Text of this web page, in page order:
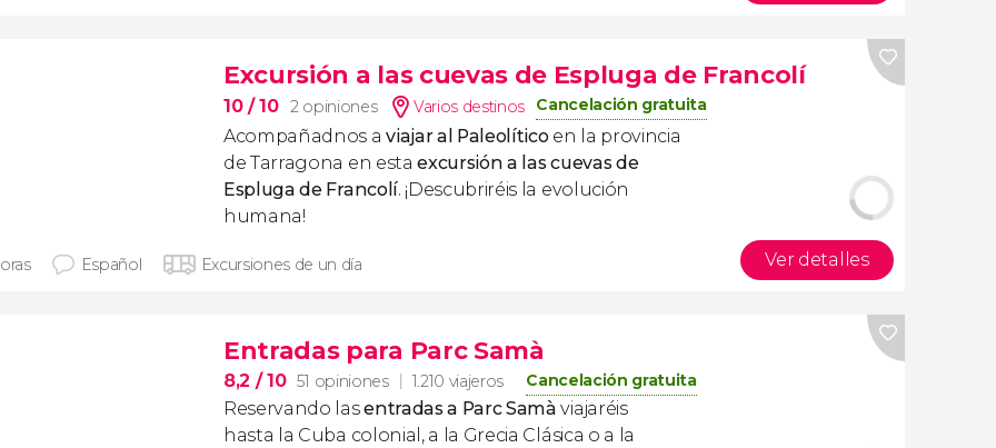
Excursión a las cuevas de Espluga de Francolí
10/ 10 2 opiniones Varios destinos Cancelación gratuita
Acompañadnos aviajar al Paleolíticoen la provincia
de Tarragona en estaexcursión a las cuevas de
Espluga de Francolí. ¡Descubriréis la evolución
humana!
Español Excursiones de un día Ver detalles
Entradas para Parc Samà
8,2 / 10 51 opiniones 1.210 viajeros Cancelación gratuita
Reservando lasentradas a Parc Samà viajaréis
hasta la Cuba colonial, a la Grecia Clásica o a la